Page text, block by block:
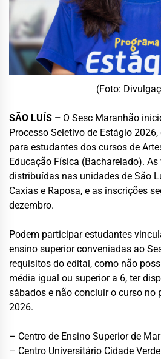
(Foto:
SÃO LUÍS – O Sesc Maranhão
Processo Seletivo de Estágio
para estudantes dos cursos de
Educação Física (Bacharelado).
distribuídas nas unidades de São
Caxias e Raposa, e as inscrições
dezembro.
Podem participar estudantes
ensino superior conveniadas ao
requisitos do edital, como não
média igual ou superior a 6, ter
sábados e não concluir o curso no
2026.
– Centro de Ensino Superior de
– Centro Universitário Cidade